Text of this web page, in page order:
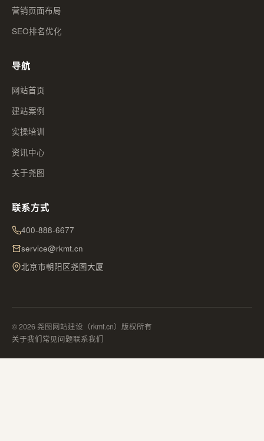
营销页面布局
SEO排名优化
导航
网站首页
建站案例
实操培训
资讯中心
关于尧图
联系方式
400-888-6677
service@rkmt.cn
北京市朝阳区尧图大厦
© 2026 尧图网站建设（rkmt.cn）版权所有
关于我们常见问题联系我们